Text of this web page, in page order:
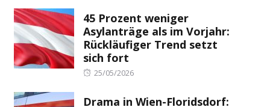
45 Prozent weniger
Asylanträge als im Vorjahr:
Rückläufiger Trend setzt
sich fort
Posted
25/05/2026
Drama in Wien-Floridsdorf: